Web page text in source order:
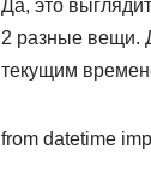
Да, это
2 разные вещи.
текущим
from datetime